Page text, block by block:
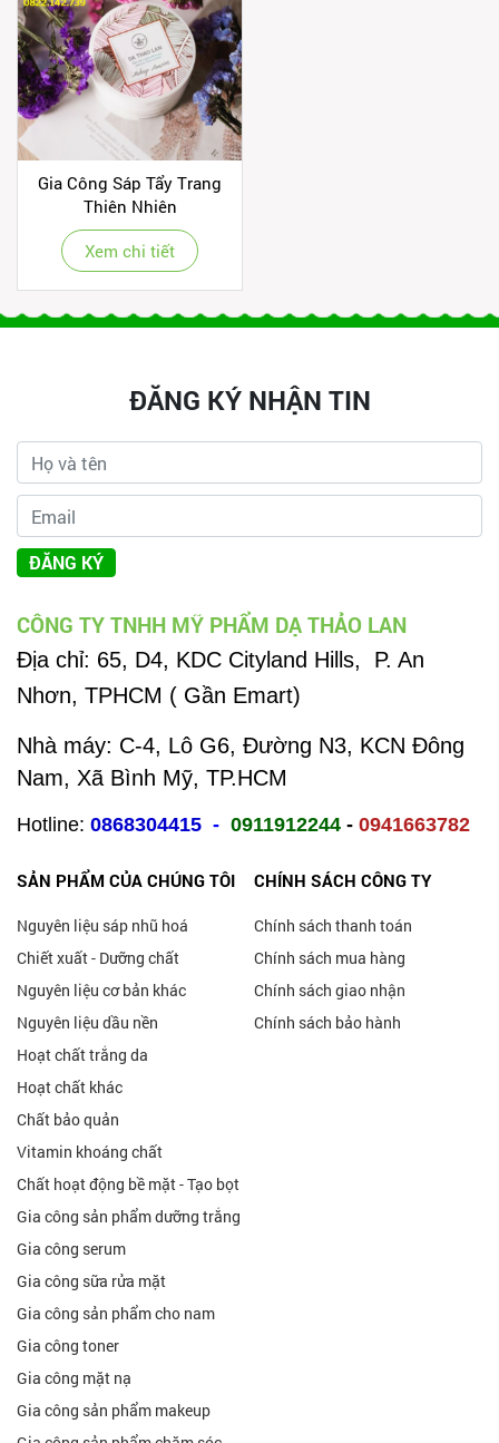
Gia Công Sáp Tẩy Trang
Thiên Nhiên
Xem chi tiết
ĐĂNG KÝ NHẬN TIN
ĐĂNG KÝ
CÔNG TY TNHH MỸ PHẨM DẠ THẢO LAN
Địa chỉ: 65, D4, KDC Cityland Hills, P. An
Nhơn, TPHCM ( Gần Emart)
Nhà máy: C-4, Lô G6, Đường N3, KCN Đông
Nam, Xã Bình Mỹ, TP.HCM
Hotline: 0868304415 - 0911912244 - 0941663782
SẢN PHẨM CỦA CHÚNG TÔI
Nguyên liệu sáp nhũ hoá
Chiết xuất - Dưỡng chất
Nguyên liệu cơ bản khác
Nguyên liệu dầu nền
Hoạt chất trắng da
Hoạt chất khác
Chất bảo quản
Vitamin khoáng chất
Chất hoạt động bề mặt - Tạo bọt
Gia công sản phẩm dưỡng trắng
Gia công serum
Gia công sữa rửa mặt
Gia công sản phẩm cho nam
Gia công toner
Gia công mặt nạ
Gia công sản phẩm makeup
CHÍNH SÁCH CÔNG TY
Chính sách thanh toán
Chính sách mua hàng
Chính sách giao nhận
Chính sách bảo hành